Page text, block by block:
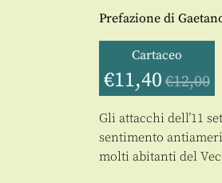
Prefazione di
Cartaceo
€11,40 €12,00
Gli attacchi dell’11
sentimento
molti abitanti del